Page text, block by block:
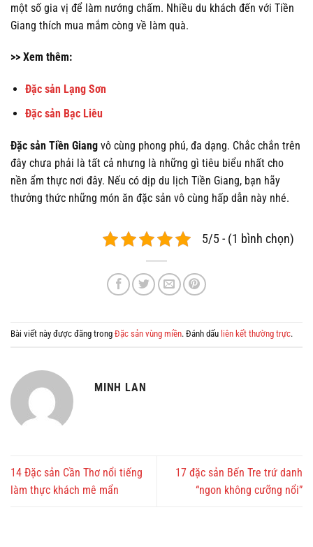
một số gia vị để làm nướng chấm. Nhiều du khách đến với Tiền
Giang thích mua mắm còng về làm quà.
>> Xem thêm:
Đặc sản Lạng Sơn
Đặc sản Bạc Liêu
Đặc sản Tiền Giang vô cùng phong phú, đa dạng. Chắc chắn trên
đây chưa phải là tất cả nhưng là những gì tiêu biểu nhất cho
nền ẩm thực nơi đây. Nếu có dịp du lịch Tiền Giang, bạn hãy
thưởng thức những món ăn đặc sản vô cùng hấp dẫn này nhé.
5/5 - (1 bình chọn)
Bài viết này được đăng trong Đặc sản vùng miền. Đánh dấu liên kết thường trực.
MINH LAN
14 Đặc sản Cần Thơ nổi tiếng
làm thực khách mê mẩn
17 đặc sản Bến Tre trứ danh
“ngon không cưỡng nổi”